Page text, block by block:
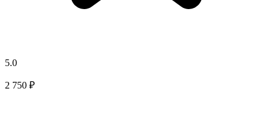
5.0
2 750 ₽